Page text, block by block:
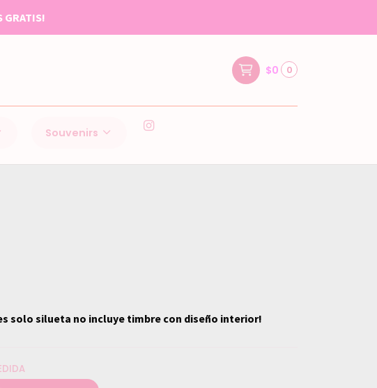
$0 0
Souvenirs
solo silueta no incluye timbre con diseño interior!